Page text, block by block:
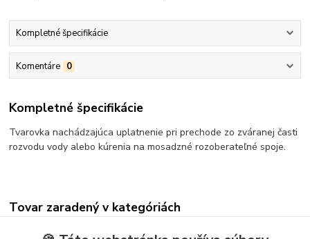
Kompletné špecifikácie
Komentáre 0
Kompletné špecifikácie
Tvarovka nachádzajúca uplatnenie pri prechode zo zváranej časti
rozvodu vody alebo kúrenia na mosadzné rozoberateľné spoje.
Tovar zaradený v kategóriách
INŠTALÁCIA